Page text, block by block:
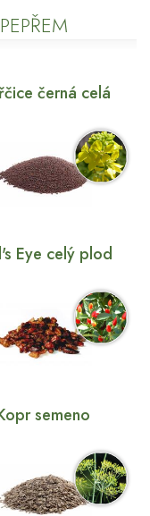
černá celá
Eye celý plod
semeno